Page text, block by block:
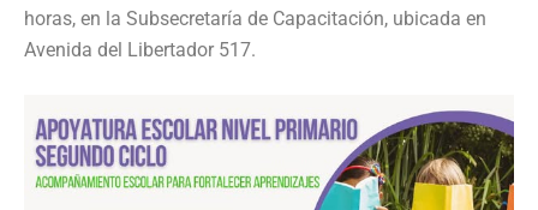
horas, en la Subsecretaría de Capacitación, ubicada en
Avenida del Libertador 517.